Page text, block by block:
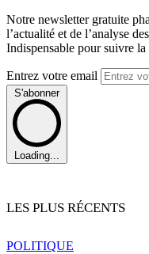
Notre newsletter gratuite
l’actualité et de l’analyse
Indispensable pour suivre
Entrez votre email
S'abonner
Loading...
LES PLUS RÉCENTS
POLITIQUE